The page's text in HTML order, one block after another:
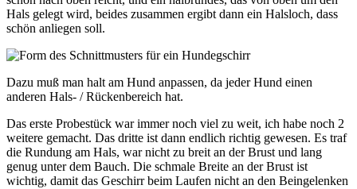
Hals gelegt wird, beides zusammen ergibt dann ein Halsloch, dass
schön anliegen soll.
Dazu muß man halt am Hund anpassen, da jeder Hund einen
anderen Hals- / Rückenbereich hat.
Das erste Probestück war immer noch viel zu weit, ich habe noch 2
weitere gemacht. Das dritte ist dann endlich richtig gewesen. Es traf
die Rundung am Hals, war nicht zu breit an der Brust und lang
genug unter dem Bauch. Die schmale Breite an der Brust ist
wichtig, damit das Geschirr beim Laufen nicht an den Beingelenken